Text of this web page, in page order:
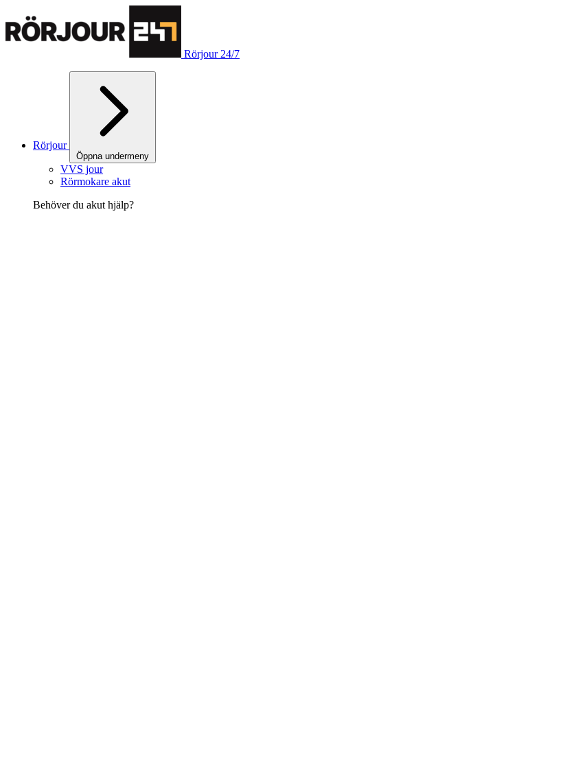
Rörjour 24/7
Rörjour
Öppna undermeny
VVS jour
Rörmokare akut
Behöver du akut hjälp?